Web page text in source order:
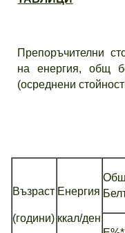
Препоръчителни
на енергия, общ
(осреднени
Възраст
(години)
Енергия
ккал/ден
Общ